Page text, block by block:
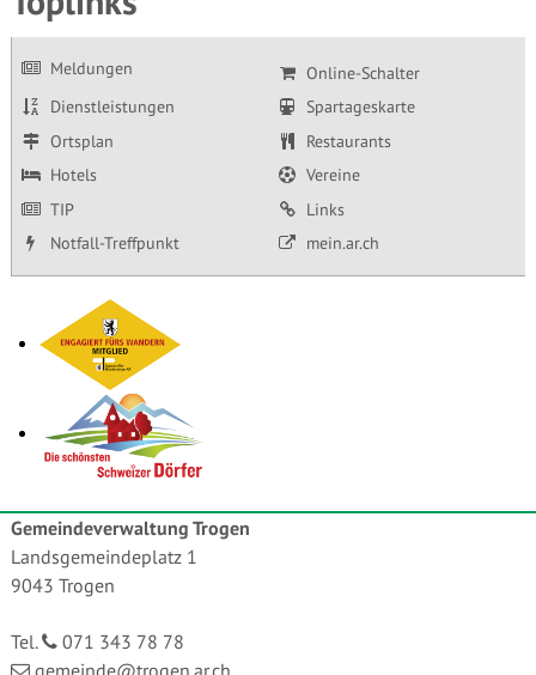
Meldungen
Online-Schalter
Dienstleistungen
Spartageskarte
Ortsplan
Restaurants
Hotels
Vereine
TIP
Links
Notfall-Treffpunkt
mein.ar.ch
Gemeindeverwaltung Trogen
Landsgemeindeplatz 1
9043 Trogen
Tel.
071 343 78 78
gemeinde@trogen.ar.ch